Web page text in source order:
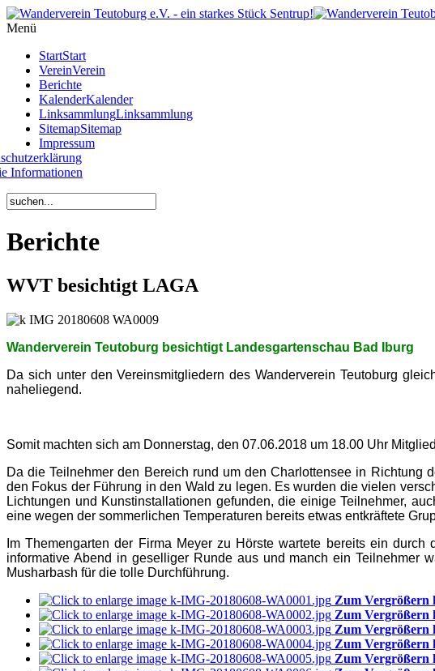
Menü
StartStart
VereinVerein
Berichte
KalenderKalender
LinksammlungLinksammlung
SitemapSitemap
Impressum
Informationen
Berichte
WVT besichtigt LAGA
Wanderverein Teutoburg besichtigt Landesgartenschau Bad Iburg
Da sich unter den Vereinsmitgliedern des Wanderverein Teutoburg
naheliegend.
Somit machten sich am Donnerstag, den 07.06.2018 um 18.00 Uhr
Da die Teilnehmer den Bereich rund um den Charlottensee in
den Fokus der Führung in den Wald zu legen. Es wurden die vielen
Lichtungen und Kunstinstallationen gefunden, die einige Teilnehmer,
eine wegen der sommerlichen Temperaturen bereits etwas entkräftete
Im Themengarten der Firma Meyer zu Hörste wartete bereits ein
informative Abend in geselliger Runde aus und manch ein Teilnehmer
Musharbash für die tolle Durchführung.
Zum Vergrößern
Zum Vergrößern
Zum Vergrößern
Zum Vergrößern
Zum Vergrößern
Year
Month
Year
Month